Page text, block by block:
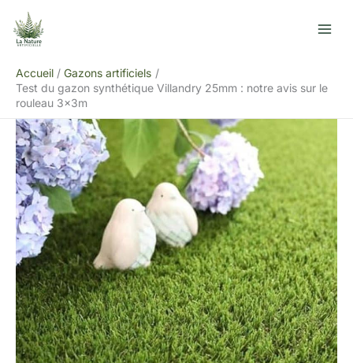
contenu
Accueil
Gazons artificiels
Test du gazon synthétique Villandry 25mm : notre avis sur le
rouleau 3x3m
e
h
e
r
c
h
e
r